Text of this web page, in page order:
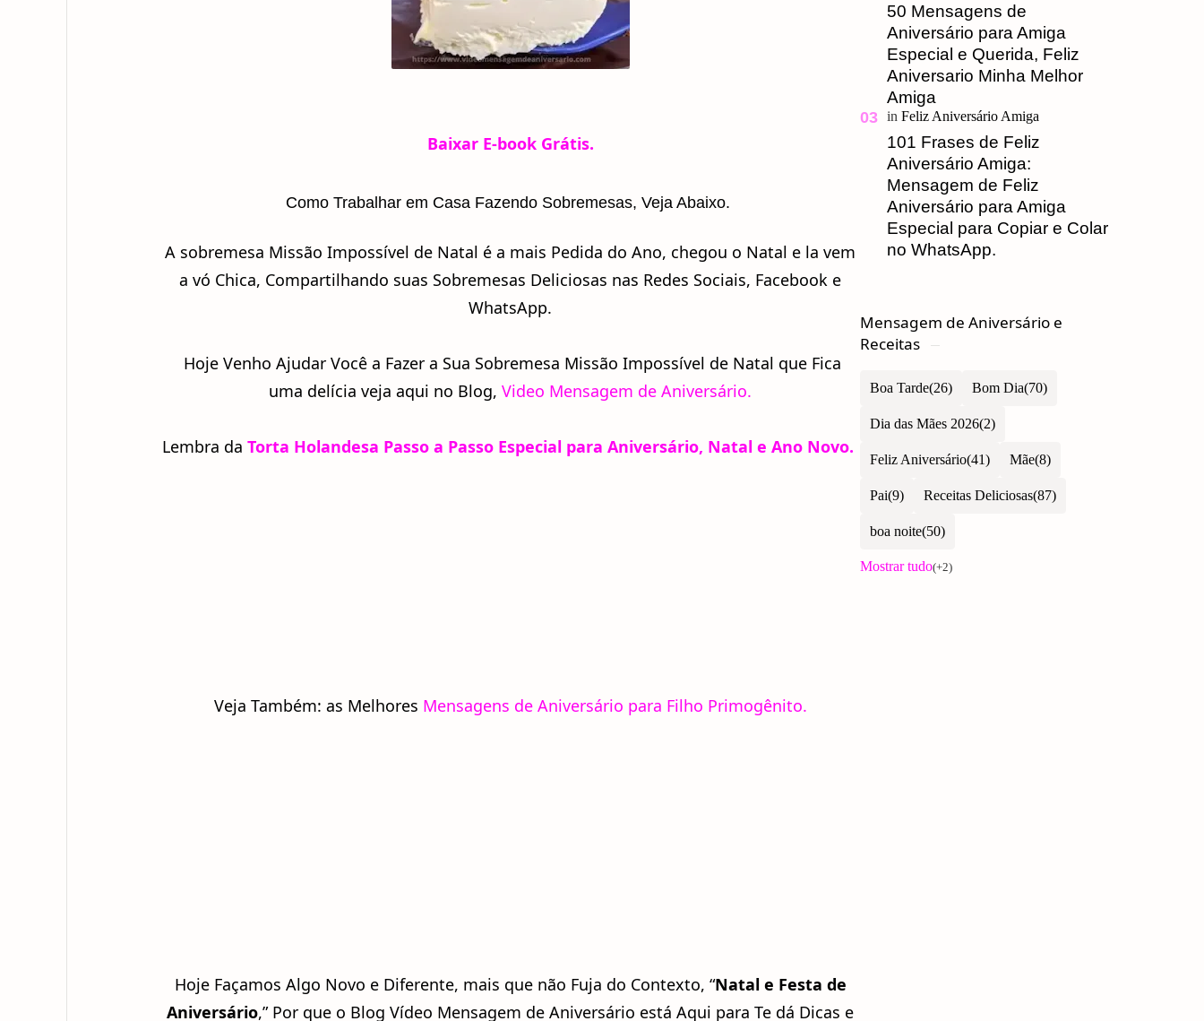
Baixar E-book Grátis.
Como Trabalhar em Casa Fazendo Sobremesas, Veja Abaixo.
A sobremesa Missão Impossível de Natal é a mais Pedida do Ano, chegou o Natal e la vem
a vó Chica, Compartilhando suas Sobremesas Deliciosas nas Redes Sociais, Facebook e
WhatsApp.
Hoje Venho Ajudar Você a Fazer a Sua Sobremesa Missão Impossível de Natal que Fica
uma delícia veja aqui no Blog, Video Mensagem de Aniversário.
Lembra da Torta Holandesa Passo a Passo Especial para Aniversário, Natal e Ano Novo.
Veja Também: as Melhores Mensagens de Aniversário para Filho Primogênito.
Hoje Façamos Algo Novo e Diferente, mais que não Fuja do Contexto, “Natal e Festa de
Aniversário,” Por que o Blog Vídeo Mensagem de Aniversário está Aqui para Te dá Dicas e
Querido, u ma grande amizade é um
presente pre…
50 Mensagens de
Aniversário para Amiga
Especial e Querida, Feliz
Aniversario Minha Melhor
Amiga
101 Frases de Feliz
Aniversário Amiga:
Mensagem de Feliz
Aniversário para Amiga
Especial para Copiar e Colar
no WhatsApp.
Mensagem de Aniversário e
Receitas
Boa Tarde Bom Dia
Dia das Mães 2026
Feliz Aniversário Mãe
Pai Receitas Deliciosas
boa noite